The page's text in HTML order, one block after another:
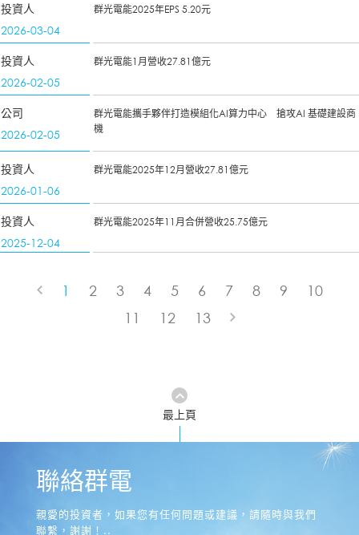
投資人
2026-03-04
群光電能2025年EPS 5.20元
投資人
2026-02-05
群光電能1月營收27.81億元
公司
2026-02-05
群光電能攜手夥伴打造模組化AI算力中心 搶攻AI 基礎建設商
機
投資人
2026-01-06
群光電能2025年12月營收27.81億元
投資人
2025-12-04
群光電能2025年11月合併營收25.75億元
1 2 3 4 5 6 7 8 9
10
11
12 13
最上頁
聯絡群電
親愛的投資者，如果您有任何問題或建議，請隨時與我們
聯繫，謝謝！..